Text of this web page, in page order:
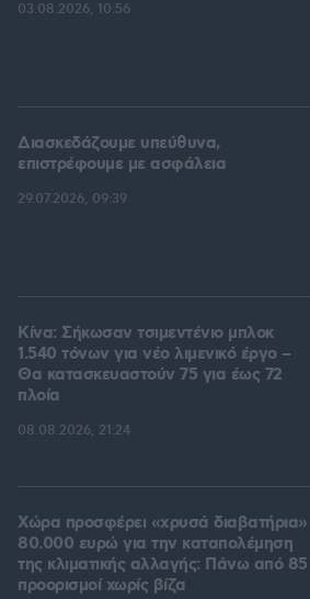
03.08.2026, 10:56
Διασκεδάζουμε υπεύθυνα,
επιστρέφουμε με ασφάλεια
29.07.2026, 09:39
Κίνα: Σήκωσαν τσιμεντένιο μπλοκ
1.540 τόνων για νέο λιμενικό έργο –
Θα κατασκευαστούν 75 για έως 72
πλοία
08.08.2026, 21:24
Χώρα προσφέρει «χρυσά διαβατήρια»
80.000 ευρώ για την καταπολέμηση
της κλιματικής αλλαγής: Πάνω από 85
προορισμοί χωρίς βίζα